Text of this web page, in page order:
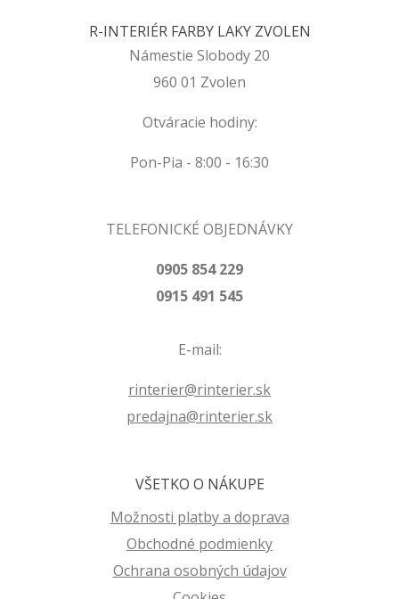
R-INTERIÉR FARBY LAKY ZVOLEN
Námestie Slobody 20
960 01 Zvolen
Otváracie hodiny:
Pon-Pia - 8:00 - 16:30
TELEFONICKÉ OBJEDNÁVKY
0905 854 229
0915 491 545
E-mail:
rinterier@rinterier.sk
predajna@rinterier.sk
VŠETKO O NÁKUPE
Možnosti platby a doprava
Obchodné podmienky
Ochrana osobných údajov